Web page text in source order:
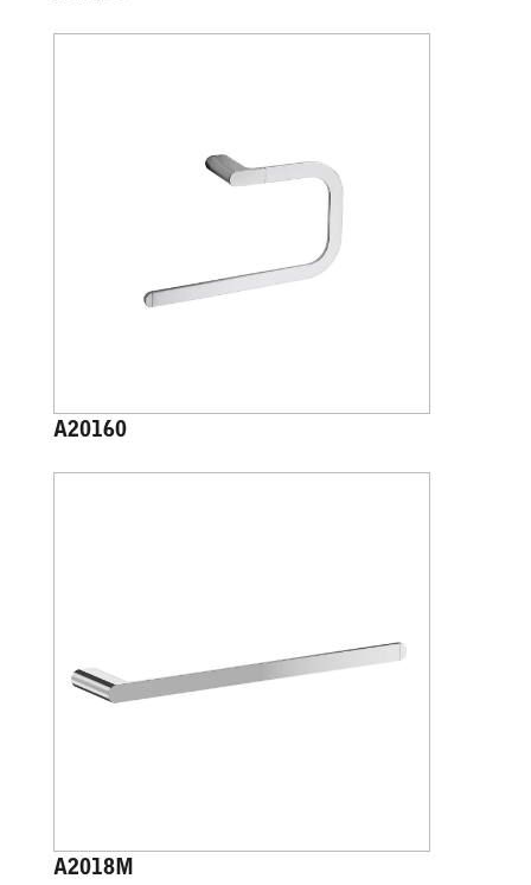
A20160
A2018M